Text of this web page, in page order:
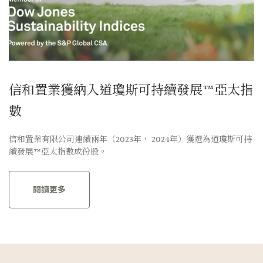
信和置業獲納入道瓊斯可持續發展™亞太指
數
信和置業有限公司連續兩年（2023年， 2024年）獲選為道瓊斯可持
續發展™亞太指數成份股。
閱讀更多